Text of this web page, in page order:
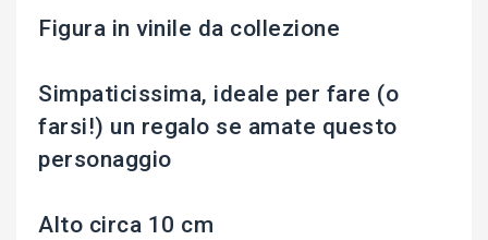
Figura in vinile da collezione
Simpaticissima, ideale per fare (o
farsi!) un regalo se amate questo
personaggio
Alto circa 10 cm